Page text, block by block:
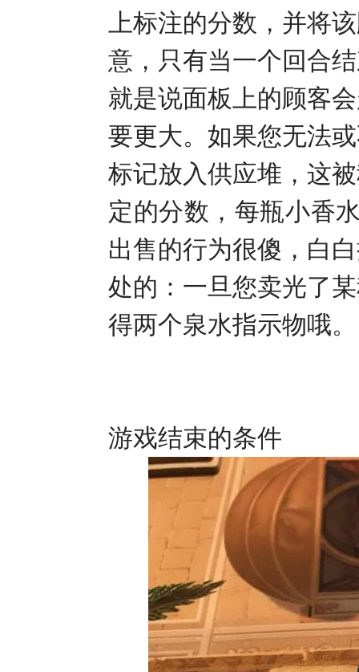
上标注的分数，并将
意，只有当一个回合
就是说面板上的顾客
要更大。如果您无法
标记放入供应堆，这
定的分数，每瓶小香
出售的行为很傻，白
处的：一旦您卖光了
得两个泉水指示物哦。
游戏结束的条件